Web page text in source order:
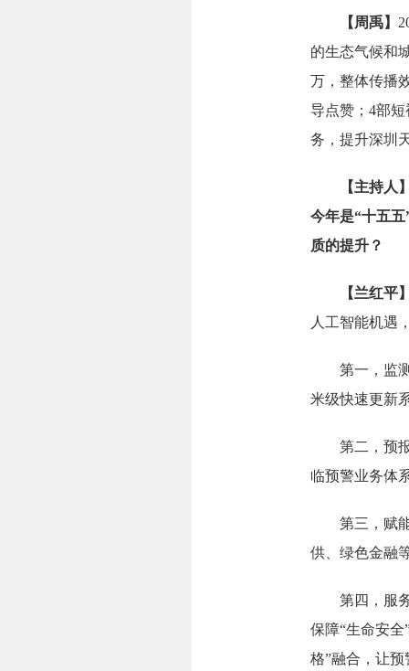
【 周禹】
的生态气候和
万，整体传播
导点赞；4部
务，提升深圳
【主持人
今年是“十五
质的提升？
【兰红平
人工智能机遇
第一，监
米级快速更新
第二，预报
临预警业务体
第三，赋能
供、绿色金融
第四，服务
保障“生命安
格”融合，让